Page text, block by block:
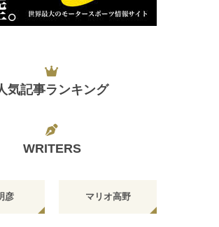
気記事ランキング
WRITERS
彦 マリオ高野